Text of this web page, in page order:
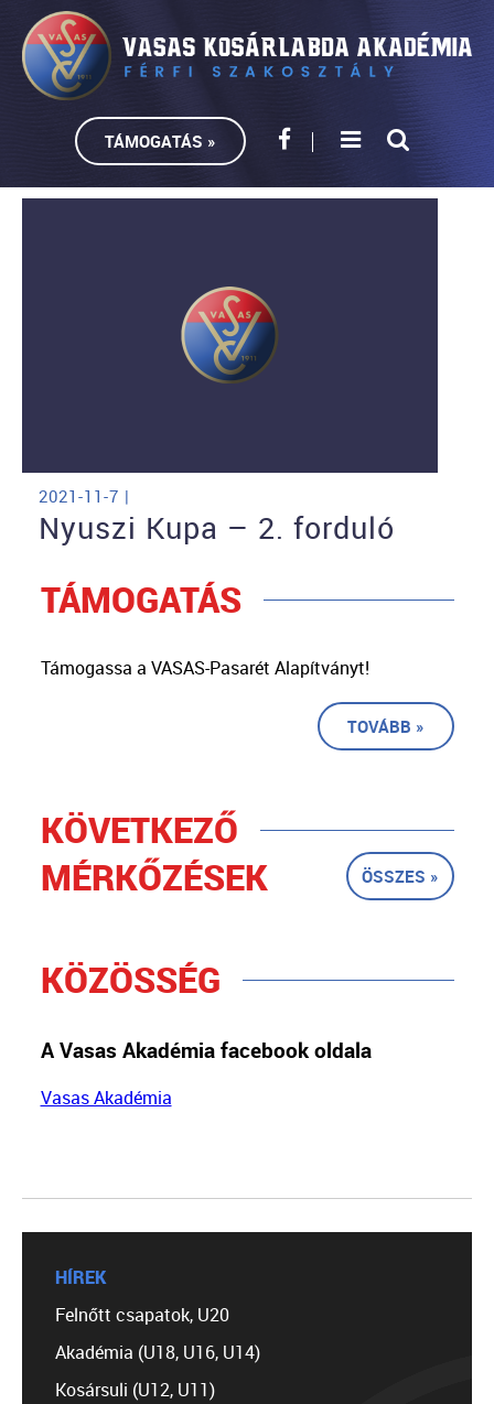
TÁMOGATÁS »
2021-11-7 |
Nyuszi Kupa – 2. forduló
TÁMOGATÁS
Támogassa a VASAS-Pasarét Alapítványt!
TOVÁBB »
KÖVETKEZŐ
MÉRKŐZÉSEK
ÖSSZES »
KÖZÖSSÉG
A Vasas Akadémia facebook oldala
Vasas Akadémia
HÍREK
Felnőtt csapatok, U20
Akadémia (U18, U16, U14)
Kosársuli (U12, U11)